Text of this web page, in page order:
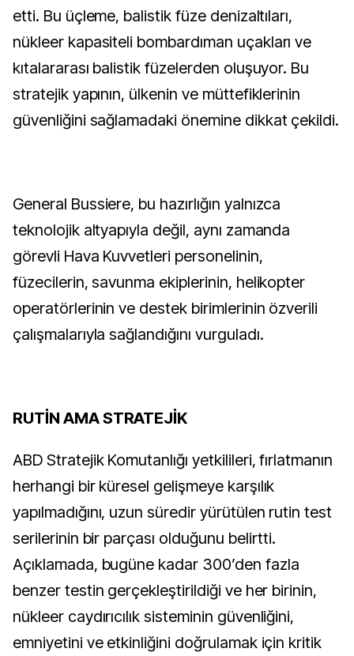
etti. Bu üçleme, balistik füze denizaltıları,
nükleer kapasiteli bombardıman uçakları ve
kıtalararası balistik füzelerden oluşuyor. Bu
stratejik yapının, ülkenin ve müttefiklerinin
güvenliğini sağlamadaki önemine dikkat çekildi.
General Bussiere, bu hazırlığın yalnızca
teknolojik altyapıyla değil, aynı zamanda
görevli Hava Kuvvetleri personelinin,
füzecilerin, savunma ekiplerinin, helikopter
operatörlerinin ve destek birimlerinin özverili
çalışmalarıyla sağlandığını vurguladı.
RUTİN AMA STRATEJİK
ABD Stratejik Komutanlığı yetkilileri, fırlatmanın
herhangi bir küresel gelişmeye karşılık
yapılmadığını, uzun süredir yürütülen rutin test
serilerinin bir parçası olduğunu belirtti.
Açıklamada, bugüne kadar 300’den fazla
benzer testin gerçekleştirildiği ve her birinin,
nükleer caydırıcılık sisteminin güvenliğini,
emniyetini ve etkinliğini doğrulamak için kritik